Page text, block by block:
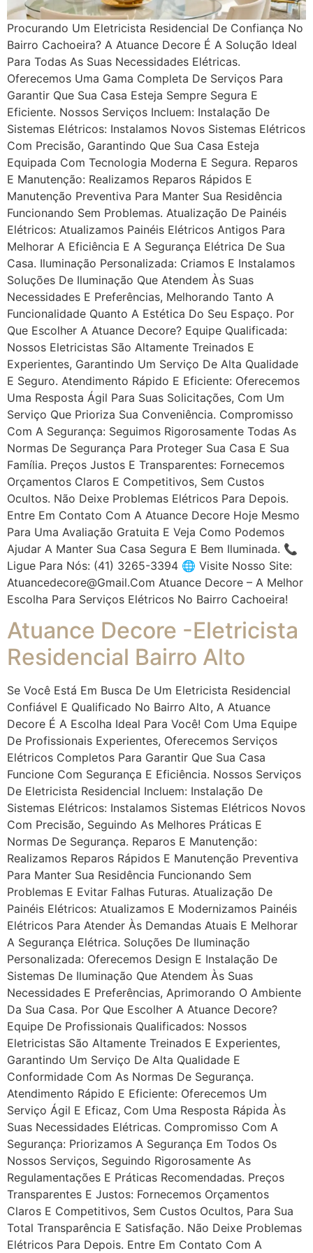
Procurando Um Eletricista Residencial De Confiança No
Bairro Cachoeira? A Atuance Decore É A Solução Ideal
Para Todas As Suas Necessidades Elétricas.
Oferecemos Uma Gama Completa De Serviços Para
Garantir Que Sua Casa Esteja Sempre Segura E
Eficiente. Nossos Serviços Incluem: Instalação De
Sistemas Elétricos: Instalamos Novos Sistemas Elétricos
Com Precisão, Garantindo Que Sua Casa Esteja
Equipada Com Tecnologia Moderna E Segura. Reparos
E Manutenção: Realizamos Reparos Rápidos E
Manutenção Preventiva Para Manter Sua Residência
Funcionando Sem Problemas. Atualização De Painéis
Elétricos: Atualizamos Painéis Elétricos Antigos Para
Melhorar A Eficiência E A Segurança Elétrica De Sua
Casa. Iluminação Personalizada: Criamos E Instalamos
Soluções De Iluminação Que Atendem Às Suas
Necessidades E Preferências, Melhorando Tanto A
Funcionalidade Quanto A Estética Do Seu Espaço. Por
Que Escolher A Atuance Decore? Equipe Qualificada:
Nossos Eletricistas São Altamente Treinados E
Experientes, Garantindo Um Serviço De Alta Qualidade
E Seguro. Atendimento Rápido E Eficiente: Oferecemos
Uma Resposta Ágil Para Suas Solicitações, Com Um
Serviço Que Prioriza Sua Conveniência. Compromisso
Com A Segurança: Seguimos Rigorosamente Todas As
Normas De Segurança Para Proteger Sua Casa E Sua
Família. Preços Justos E Transparentes: Fornecemos
Orçamentos Claros E Competitivos, Sem Custos
Ocultos. Não Deixe Problemas Elétricos Para Depois.
Entre Em Contato Com A Atuance Decore Hoje Mesmo
Para Uma Avaliação Gratuita E Veja Como Podemos
Ajudar A Manter Sua Casa Segura E Bem Iluminada. 📞
Ligue Para Nós: (41) 3265-3394 🌐 Visite Nosso Site:
Atuancedecore@gmail.com Atuance Decore – A Melhor
Escolha Para Serviços Elétricos No Bairro Cachoeira!
Atuance Decore -Eletricista
Residencial Bairro Alto
Se Você Está Em Busca De Um Eletricista Residencial
Confiável E Qualificado No Bairro Alto, A Atuance
Decore É A Escolha Ideal Para Você! Com Uma Equipe
De Profissionais Experientes, Oferecemos Serviços
Elétricos Completos Para Garantir Que Sua Casa
Funcione Com Segurança E Eficiência. Nossos Serviços
De Eletricista Residencial Incluem: Instalação De
Sistemas Elétricos: Instalamos Sistemas Elétricos Novos
Com Precisão, Seguindo As Melhores Práticas E
Normas De Segurança. Reparos E Manutenção:
Realizamos Reparos Rápidos E Manutenção Preventiva
Para Manter Sua Residência Funcionando Sem
Problemas E Evitar Falhas Futuras. Atualização De
Painéis Elétricos: Atualizamos E Modernizamos Painéis
Elétricos Para Atender Às Demandas Atuais E Melhorar
A Segurança Elétrica. Soluções De Iluminação
Personalizada: Oferecemos Design E Instalação De
Sistemas De Iluminação Que Atendem Às Suas
Necessidades E Preferências, Aprimorando O Ambiente
Da Sua Casa. Por Que Escolher A Atuance Decore?
Equipe De Profissionais Qualificados: Nossos
Eletricistas São Altamente Treinados E Experientes,
Garantindo Um Serviço De Alta Qualidade E
Conformidade Com As Normas De Segurança.
Atendimento Rápido E Eficiente: Oferecemos Um
Serviço Ágil E Eficaz, Com Uma Resposta Rápida Às
Suas Necessidades Elétricas. Compromisso Com A
Segurança: Priorizamos A Segurança Em Todos Os
Nossos Serviços, Seguindo Rigorosamente As
Regulamentações E Práticas Recomendadas. Preços
Transparentes E Justos: Fornecemos Orçamentos
Claros E Competitivos, Sem Custos Ocultos, Para Sua
Total Transparência E Satisfação. Não Deixe Problemas
Elétricos Para Depois. Entre Em Contato Com A